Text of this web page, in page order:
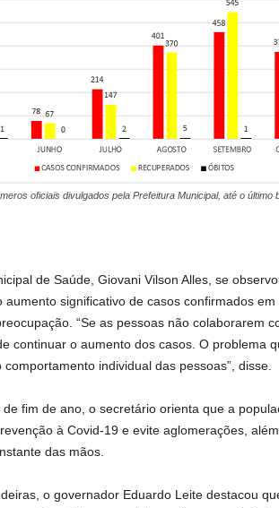
oficiais divulgados pela Prefeitura Municipal, até o último
de Saúde, Giovani Vilson Alles, se
aumento significativo de casos confirmados
“Se as pessoas não colaborarem
continuar o aumento dos casos. O problema
individual das pessoas”, disse.
fim de ano, o secretário orienta que a
à Covid-19 e evite aglomerações,
das mãos.
o governador Eduardo Leite destacou